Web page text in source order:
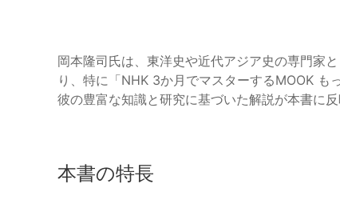
岡本隆司氏は、東洋史や近代アジア史の専門家
り、特に「NHK 3か月でマスターするMOOK も
彼の豊富な知識と研究に基づいた解説が本書に
本書の特長